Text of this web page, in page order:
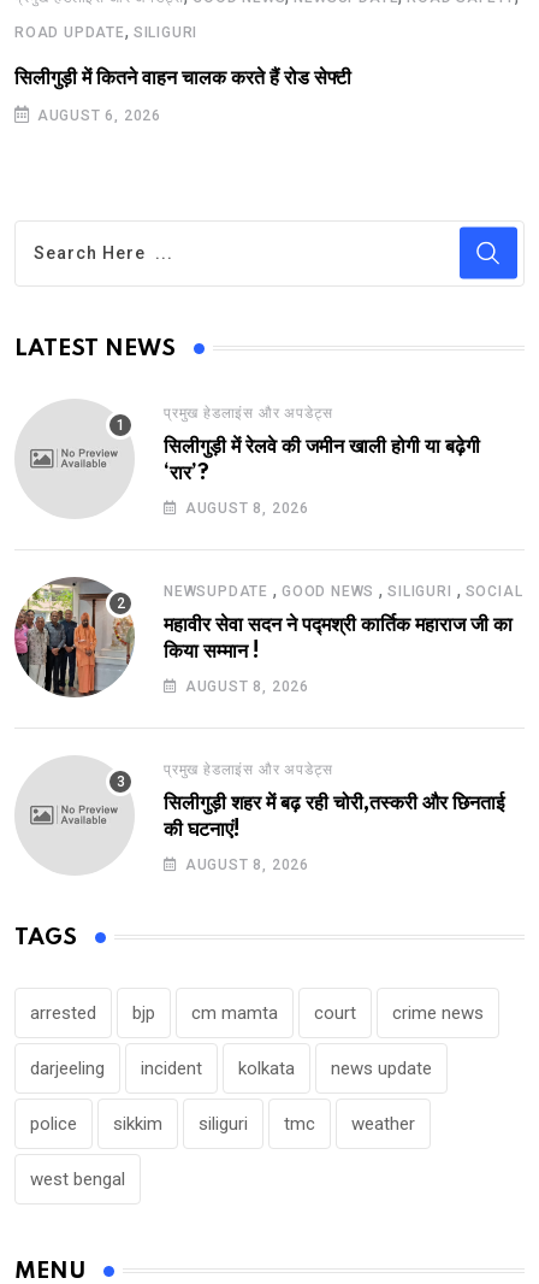
ROAD UPDATE, SILIGURI
सिलीगुड़ी में कितने वाहन चालक करते हैं रोड सेफ्टी
AUGUST 6, 2026
LATEST NEWS
प्रमुख हेडलाइंस और अपडेट्स
सिलीगुड़ी में रेलवे की जमीन खाली होगी या बढ़ेगी
‘रार’?
AUGUST 8, 2026
NEWSUPDATE , GOOD NEWS ,SILIGURI , SOCIAL
महावीर सेवा सदन ने पद्मश्री कार्तिक महाराज जी का
किया सम्मान !
AUGUST 8, 2026
प्रमुख हेडलाइंस और अपडेट्स
सिलीगुड़ी शहर में बढ़ रही चोरी,तस्करी और छिनताई
की घटनाएं!
AUGUST 8, 2026
TAGS
arrested bjp cm mamta court crime news
darjeeling incident kolkata news update
police sikkim siliguri tmc weather
west bengal
MENU